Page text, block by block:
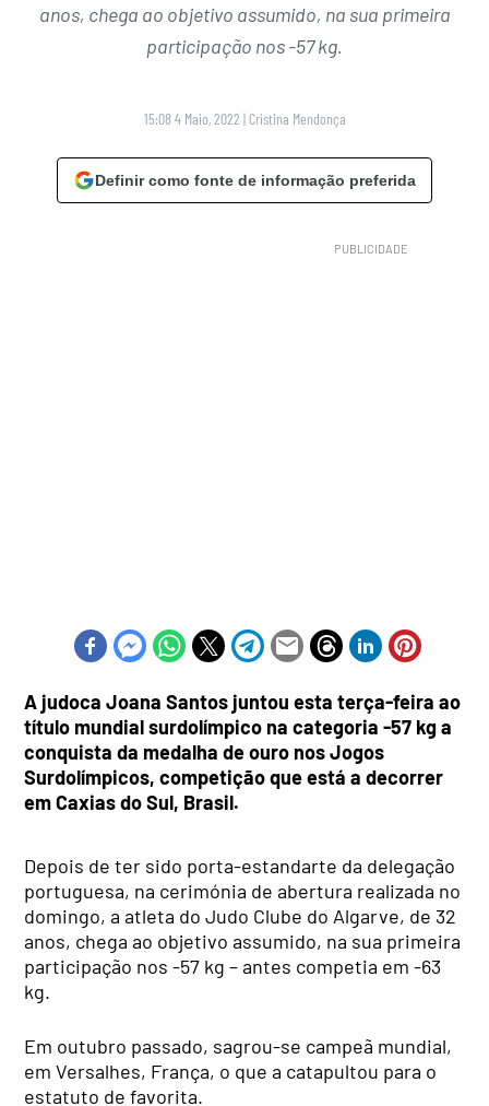
anos, chega ao objetivo assumido, na sua primeira
participação nos -57 kg.
15:08 4 Maio, 2022 | Cristina Mendonça
Definir como fonte de informação preferida
A judoca Joana Santos juntou esta terça-feira ao
título mundial surdolímpico na categoria -57 kg a
conquista da medalha de ouro nos Jogos
Surdolímpicos, competição que está a decorrer
em Caxias do Sul, Brasil.
Depois de ter sido porta-estandarte da delegação
portuguesa, na cerimónia de abertura realizada no
domingo, a atleta do Judo Clube do Algarve, de 32
anos, chega ao objetivo assumido, na sua primeira
participação nos -57 kg – antes competia em -63
kg.
Em outubro passado, sagrou-se campeã mundial,
em Versalhes, França, o que a catapultou para o
estatuto de favorita.